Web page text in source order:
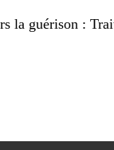
la guérison :